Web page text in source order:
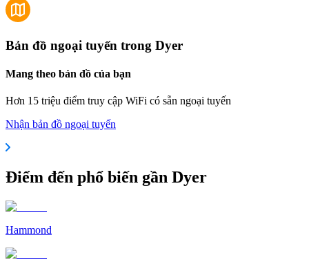
Bản đồ ngoại tuyến trong Dyer
Mang theo bản đồ của bạn
Hơn 15 triệu điểm truy cập WiFi có sẵn ngoại tuyến
Nhận bản đồ ngoại tuyến
Điểm đến phổ biến gần Dyer
Hammond